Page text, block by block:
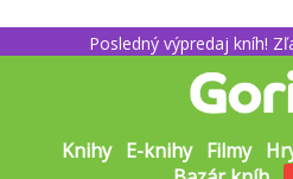
Posledný výpredaj kníh!
Knihy E-knihy Filmy